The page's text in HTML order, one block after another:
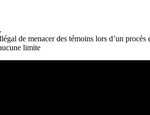
de menacer des témoins lors d’un procès
limite